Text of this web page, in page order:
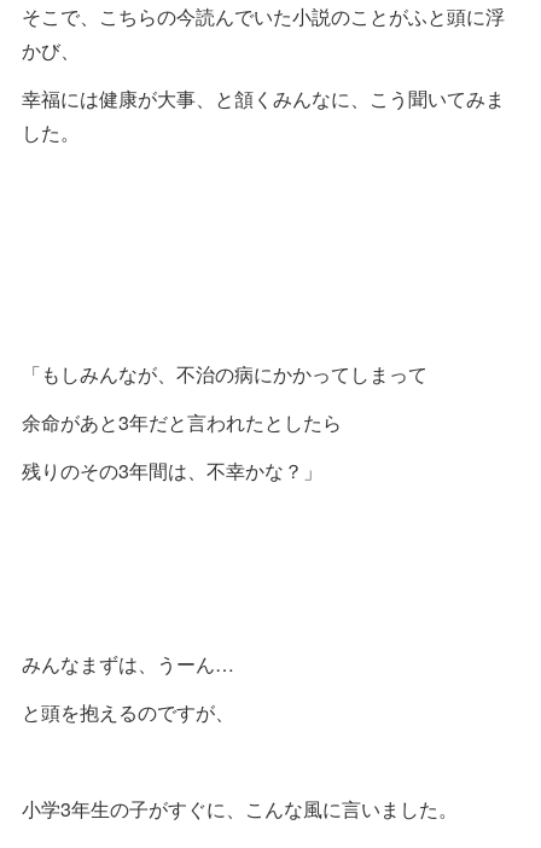
そこで、こちらの今読んでいた小説のことがふと頭に浮
かび、
幸福には健康が大事、と頷くみんなに、こう聞いてみま
した。
「もしみんなが、不治の病にかかってしまって
余命があと3年だと言われたとしたら
残りのその3年間は、不幸かな？」
みんなまずは、うーん…
と頭を抱えるのですが、
小学3年生の子がすぐに、こんな風に言いました。